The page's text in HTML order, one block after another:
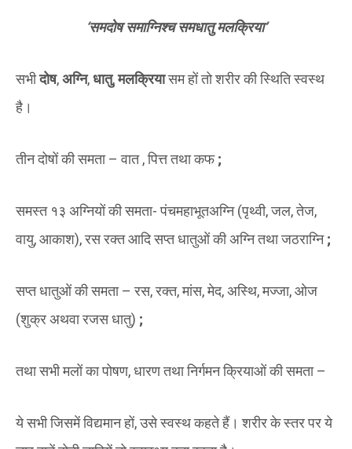
‘समदोष समाग्निश्च समधातु मलक्रिया’
सभीदोष,अग्नि,धातु,मलक्रियासम हों तो शरीर की स्थिति स्वस्थ
है।
तीन दोषों की समता – वात , पित्त तथा कफ;
समस्त १३ अग्नियों की समता- पंचमहाभूतअग्नि (पृथ्वी, जल, तेज,
वायु, आकाश), रस रक्त आदि सप्त धातुओं की अग्नि तथा जठराग्नि;
सप्त धातुओं की समता – रस, रक्त, मांस, मेद, अस्थि, मज्जा, ओज
(शुक्र अथवा रजस धातु) ;
तथा सभी मलों का पोषण, धारण तथा निर्गमन क्रियाओं की समता –
ये सभी जिसमें विद्यमान हों, उसे स्वस्थ कहते हैं। शरीर के स्तर पर ये